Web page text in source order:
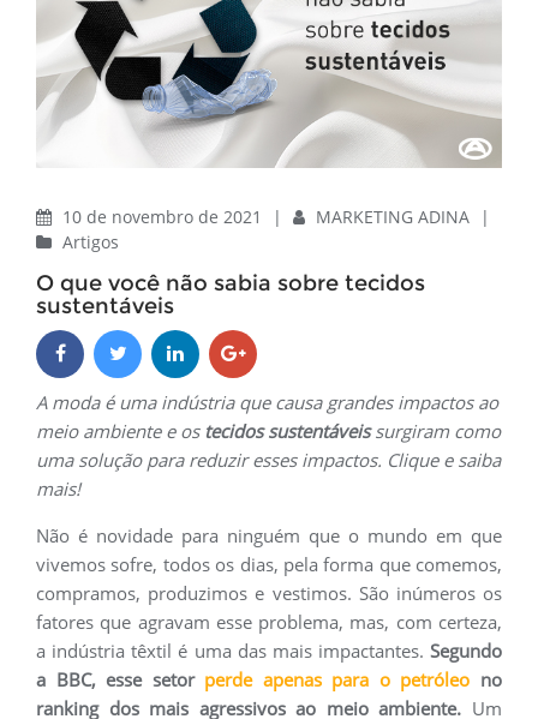
10 de novembro de 2021 | MARKETING ADINA
|
Artigos
O que você não sabia sobre tecidos
sustentáveis
A moda é uma indústria que causa grandes impactos ao
meio ambiente e os tecidos sustentáveis surgiram como
uma solução para reduzir esses impactos. Clique e saiba
mais!
Não é novidade para ninguém que o mundo em que
vivemos sofre, todos os dias, pela forma que comemos,
compramos, produzimos e vestimos. São inúmeros os
fatores que agravam esse problema, mas, com certeza,
a indústria têxtil é uma das mais impactantes. Segundo
a BBC, esse setor perde apenas para o petróleo no
ranking dos mais agressivos ao meio ambiente. Um